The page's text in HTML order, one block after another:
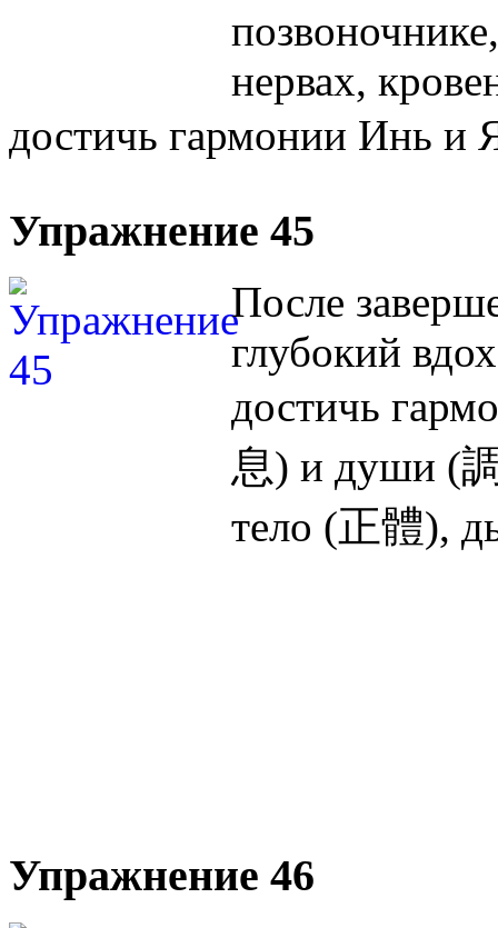
нервах,
достичь гармонии Инь и
Упражнение 45
После
глубокий
достичь
息) и души (
тело (正體),
Упражнение 46